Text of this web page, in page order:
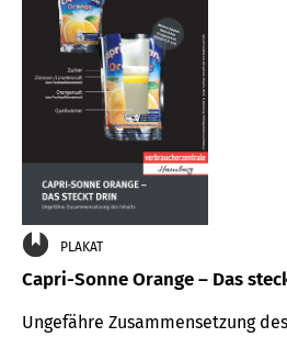
PLAKAT
Capri-Sonne Orange – Das
Ungefähre Zu­sammen­setzung